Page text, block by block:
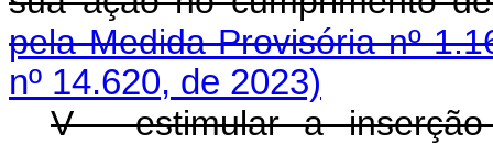
pela Medida Provisória nº
nº 14.620, de 2023)
V - estimular a inserção